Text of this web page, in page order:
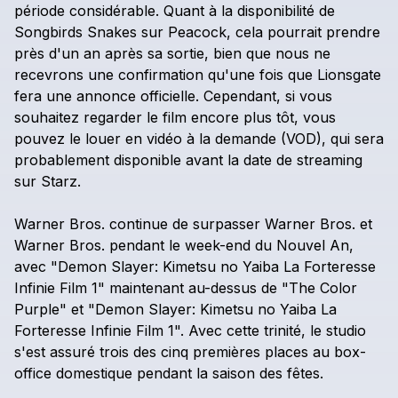
période considérable. Quant à la disponibilité de
Songbirds Snakes sur Peacock, cela pourrait prendre
près d'un an après sa sortie, bien que nous ne
recevrons une confirmation qu'une fois que Lionsgate
fera une annonce officielle. Cependant, si vous
souhaitez regarder le film encore plus tôt, vous
pouvez le louer en vidéo à la demande (VOD), qui sera
probablement disponible avant la date de streaming
sur Starz.
Warner Bros. continue de surpasser Warner Bros. et
Warner Bros. pendant le week-end du Nouvel An,
avec "Demon Slayer: Kimetsu no Yaiba La Forteresse
Infinie Film 1" maintenant au-dessus de "The Color
Purple" et "Demon Slayer: Kimetsu no Yaiba La
Forteresse Infinie Film 1". Avec cette trinité, le studio
s'est assuré trois des cinq premières places au box-
office domestique pendant la saison des fêtes.